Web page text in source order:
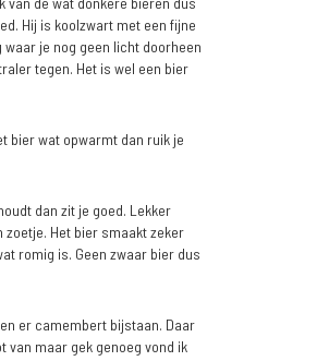
Hij is koolzwart met een fijne
je nog geen licht doorheen
tegen. Het is wel een bier
bier wat opwarmt dan ruik je
dan zit je goed. Lekker
zoetje. Het bier smaakt zeker
romig is. Geen zwaar bier dus
er camembert bijstaan. Daar
van maar gek genoeg vond ik